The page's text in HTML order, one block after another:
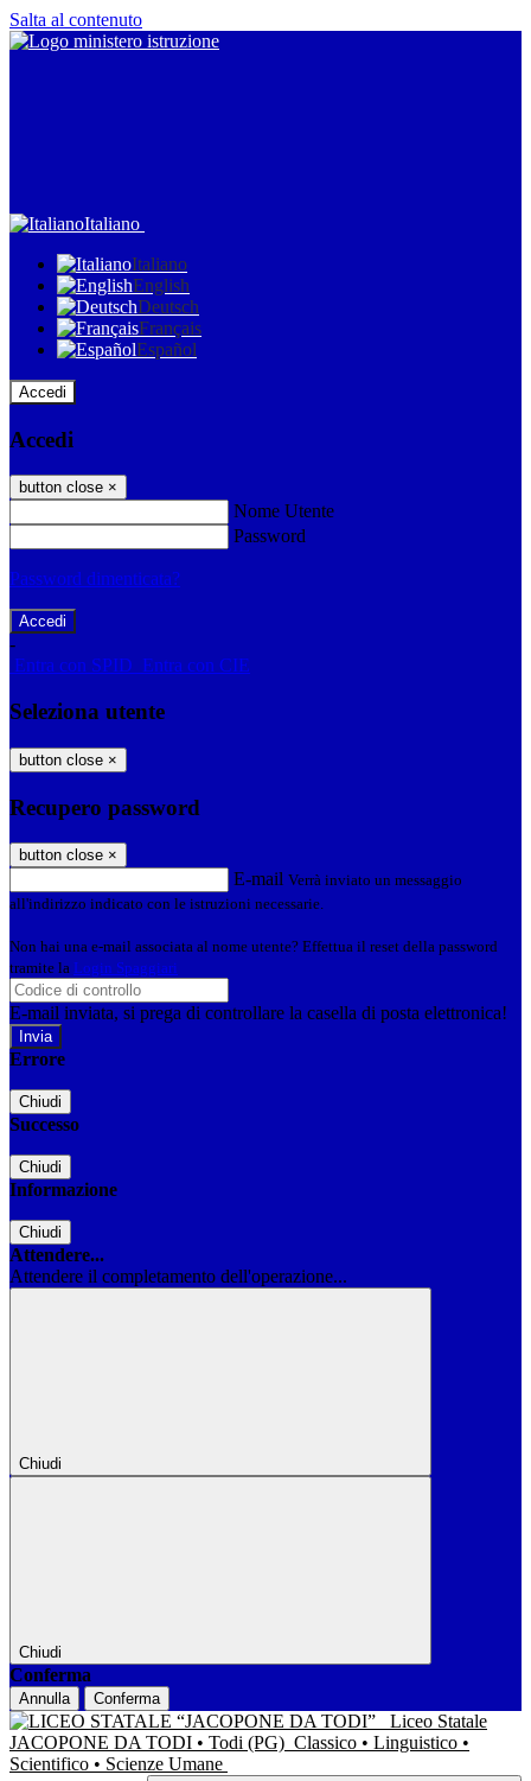
Salta al contenuto
Italiano
Italiano
English
Deutsch
Français
Español
Accedi
Accedi
button close ×
Nome Utente
Password
Password dimenticata?
-
Entra con SPID Entra con CIE
Seleziona utente
button close ×
Recupero password
button close ×
E-mail Verrà inviato un messaggio
all'indirizzo indicato con le istruzioni necessarie.
Non hai una e-mail associata al nome utente? Effettua il reset della password
tramite la Login Spaggiari
E-mail inviata, si prega di controllare la casella di posta elettronica!
Errore
Chiudi
Successo
Chiudi
Informazione
Chiudi
Attendere...
Attendere il completamento dell'operazione...
Chiudi
Chiudi
Conferma
Annulla Conferma
Liceo Statale
JACOPONE DA TODI • Todi (PG) Classico • Linguistico •
Scientifico • Scienze Umane